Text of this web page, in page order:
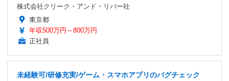
株式会社クリーク・アンド・リバー社
東京都
年収500万円～800万円
正社員
未経験可/研修充実/ゲーム・スマホアプリのバグチェック